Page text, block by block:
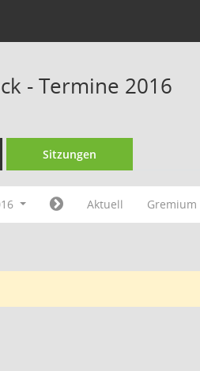
- Termine 2016
Sitzungen
Aktuell